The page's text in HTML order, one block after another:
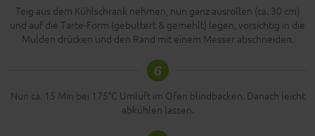
Teig aus dem Kühlschrank nehmen, nun ganz ausrollen (ca. 30 cm)
und auf die Tarte-Form (gebuttert & gemehlt) legen, vorsichtig in die
Mulden drücken und den Rand mit einem Messer abschneiden.
6
Nun ca. 15 Min bei 175°C Umluft im Ofen blindbacken. Danach leicht
abkühlen lassen.